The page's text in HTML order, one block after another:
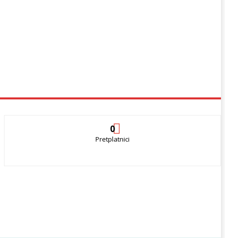
0
Pretplatnici